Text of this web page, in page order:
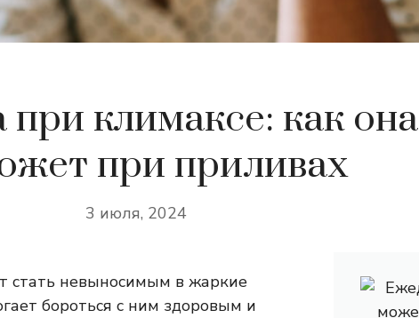
при климаксе: как она
при приливах
3 июля, 2024
стать невыносимым в жаркие
бороться с ним здоровым и